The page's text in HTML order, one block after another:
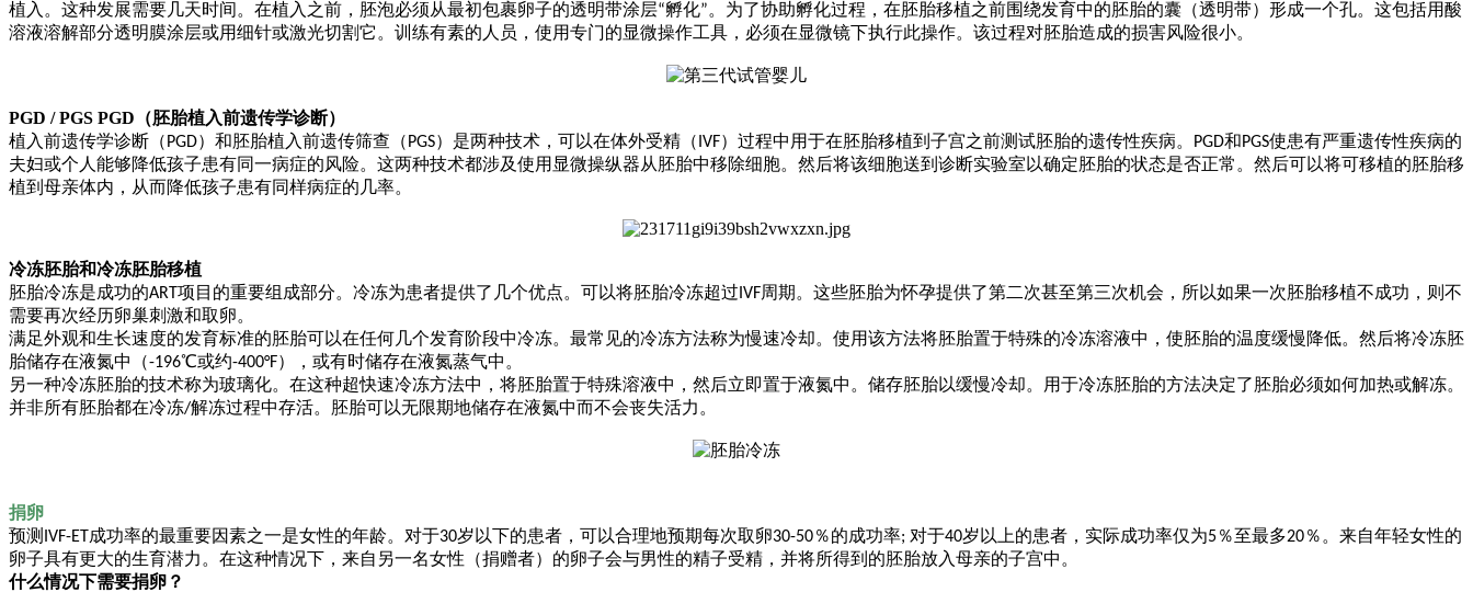
植入。这种发展需要几天时间。在植入之前，胚泡必须从最初包裹卵子的透明带涂层“孵化”。为了协助孵化过程，在胚胎移植之前围绕发育中的胚胎的囊（透明带）形成一个孔。这包括用酸
溶液溶解部分透明膜涂层或用细针或激光切割它。训练有素的人员，使用专门的显微操作工具，必须在显微镜下执行此操作。该过程对胚胎造成的损害风险很小。
PGD​​ / PGS PGD（胚胎植入前遗传学诊断）
植入前遗传学诊断（ PGD）和胚胎植入前遗传筛查（PGS）是两种技术，可以在体外受精（IVF）过程中用于在胚胎移植到子宫之前测试胚胎的遗传性疾病。PGD​​和PGS使患有严重遗传性疾病的
夫妇或个人能够降低孩子患有同一病症的风险。这两种技术都涉及使用显微操纵器从胚胎中移除细胞。然后将该细胞送到诊断实验室以确定胚胎的状态是否正常 。然后可以将可移植的胚胎移
植到 母亲体内，从而降低孩子患有同样病症的几率。
冷冻胚胎和冷冻胚胎移植
胚胎冷冻是成功的ART项目的重要组成部分。冷冻为患者提供了几个优点。可以将胚胎冷冻超过IVF周期。这些胚胎为怀孕提供了第二次甚至第三次机会， 所以如果一次胚胎移植不成功，则不
需要再次经历卵巢刺激和取卵。
满足外观和生长速度的发育标准的胚胎可以在任何几个发育阶段中冷冻。最常见的冷冻方法称为慢速冷却。使用该方法将胚胎置于特殊的冷冻溶液中，使胚胎的温度缓慢降低。然后将冷冻胚
胎储存在液氮中（-196℃或约-400°F），或有时储存在液氮蒸气中。
另一种冷冻胚胎的技术称为玻璃化。在这种超快速冷冻方法中，将胚胎置于特殊溶液中，然后立即置于液氮中。储存胚胎以缓慢冷却。用于冷冻胚胎的方法决定了胚胎必须如何加热或解冻。
并非所有胚胎都在冷冻/解冻过程中存活。胚胎可以无限期地储存在液氮中而不会丧失活力。
捐卵
预测 IVF-ET成功率的最重要因素之一是女性的年龄。对于30岁以下的患者，可以合理地预期每次取卵30-50％的成功率; 对于40岁以上的患者，实际成功率仅为5％至最多20％。来自年轻女性的
卵子具有更大的生育潜力。在这种情况下，来自另一名女性 （捐赠者）的卵子会与男性的精子受精，并将所得到的胚胎放入母亲的子宫中。
什么情况下需要捐卵？